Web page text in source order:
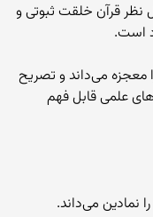
قرآن خلقت ثبوتی و
است.
معجزه می‌داند و تصریح
علمی قابل فهم
نمادین می‌داند.